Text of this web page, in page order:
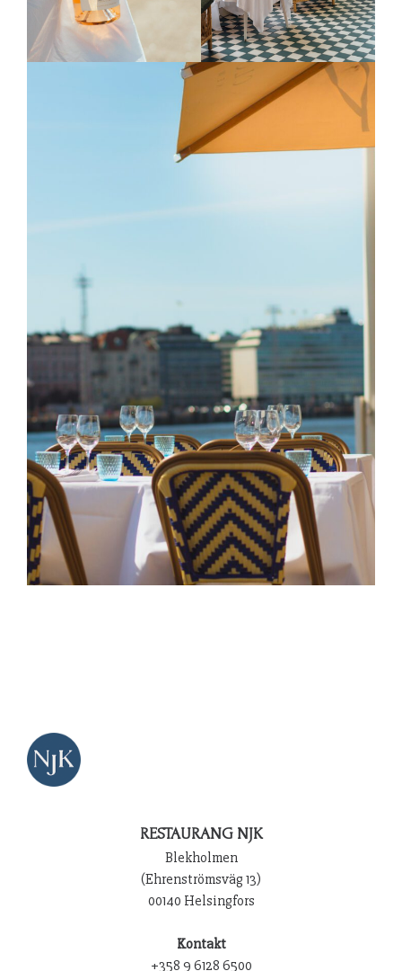
RESTAURANG NJK
Blekholmen
(Ehrenströmsväg 13)
00140 Helsingfors
Kontakt
+358 9 6128 6500